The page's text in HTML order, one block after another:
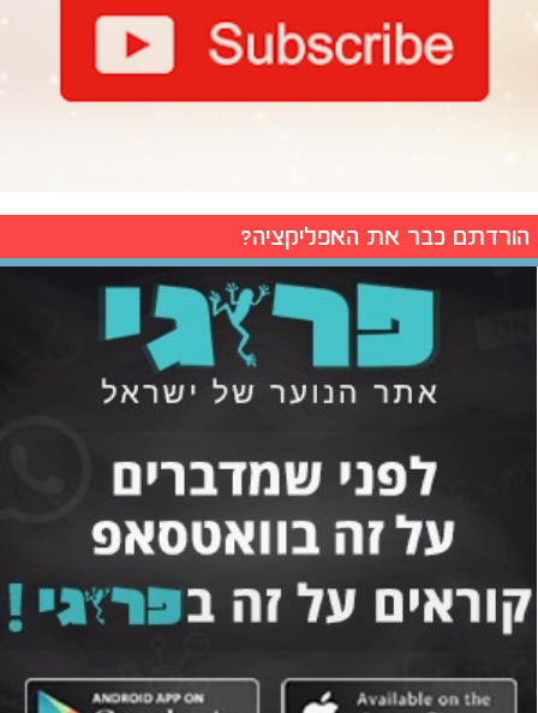
הורדתם כבר את האפליקציה?